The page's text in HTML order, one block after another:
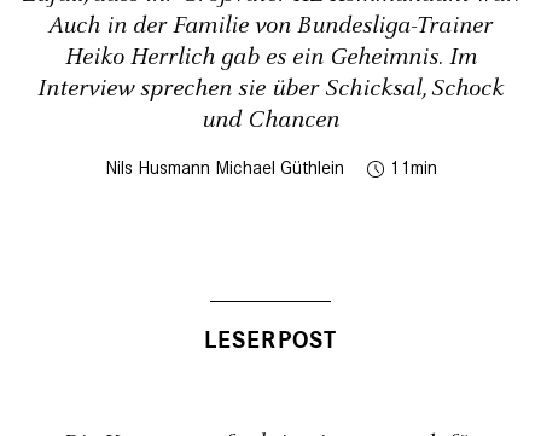
Auch in der Familie von Bundesliga-Trainer
Heiko Herrlich gab es ein Geheimnis. Im
Interview sprechen sie über Schicksal, Schock
und Chancen
Nils Husmann Michael Güthlein 11